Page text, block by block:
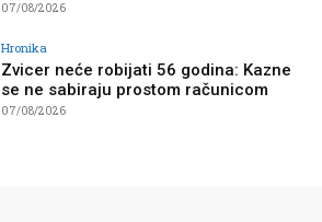
07/08/2026
Hronika
Zvicer neće robijati 56 godina: Kazne
se ne sabiraju prostom računicom
07/08/2026